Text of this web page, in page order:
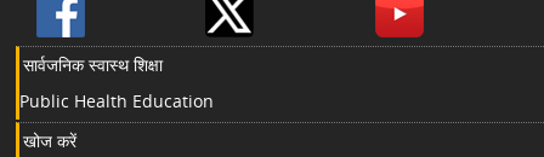
सार्वजनिक स्वास्थ शिक्षा
Public Health Education
खोज करें